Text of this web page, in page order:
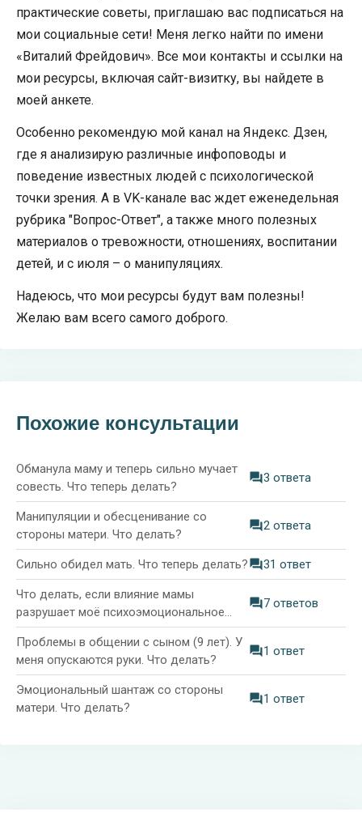
практические советы, приглашаю вас подписаться на
мои социальные сети! Меня легко найти по имени
«Виталий Фрейдович». Все мои контакты и ссылки на
мои ресурсы, включая сайт-визитку, вы найдете в
моей анкете.
Особенно рекомендую мой канал на Яндекс. Дзен,
где я анализирую различные инфоповоды и
поведение известных людей с психологической
точки зрения. А в VK-канале вас ждет еженедельная
рубрика "Вопрос-Ответ", а также много полезных
материалов о тревожности, отношениях, воспитании
детей, и с июля – о манипуляциях.
Надеюсь, что мои ресурсы будут вам полезны!
Желаю вам всего самого доброго.
Похожие консультации
Обманула маму и теперь сильно мучает
совесть. Что теперь делать?
3 ответа
Манипуляции и обесценивание со
стороны матери. Что делать?
2 ответа
Сильно обидел мать. Что теперь делать? 31 ответ
Что делать, если влияние мамы
разрушает моё психоэмоциональное
состояние?
7 ответов
Проблемы в общении с сыном (9 лет). У
меня опускаются руки. Что делать?
1 ответ
Эмоциональный шантаж со стороны
матери. Что делать?
1 ответ